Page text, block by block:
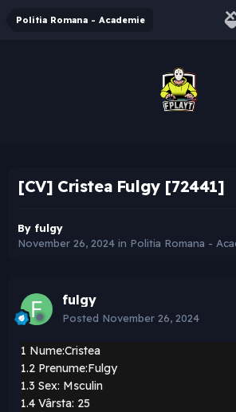
Politia Romana - Academie
[CV] Cristea Fulgy [72441]
By fulgy
November 26, 2024 in Politia Romana -
fulgy
Posted November 26, 2024
1 Nume:Cristea
1.2 Prenume:Fulgy
1.3 Sex: Msculin
1.4 Vârsta: 25